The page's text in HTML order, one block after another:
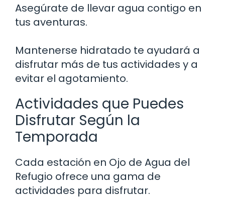
Asegúrate de llevar agua contigo en
tus aventuras.
Mantenerse hidratado te ayudará a
disfrutar más de tus actividades y a
evitar el agotamiento.
Actividades que Puedes
Disfrutar Según la
Temporada
Cada estación en Ojo de Agua del
Refugio ofrece una gama de
actividades para disfrutar.